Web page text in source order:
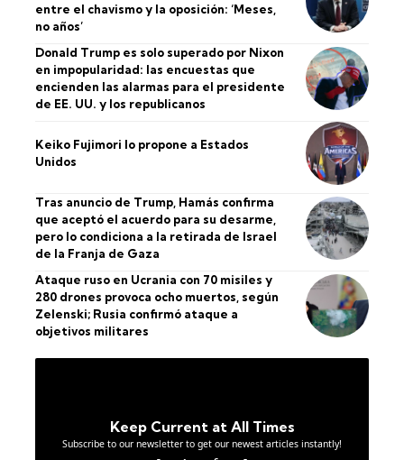
entre el chavismo y la oposición: ‘Meses,
no años’
Donald Trump es solo superado por Nixon
en impopularidad: las encuestas que
encienden las alarmas para el presidente
de EE. UU. y los republicanos
Keiko Fujimori lo propone a Estados
Unidos
Tras anuncio de Trump, Hamás confirma
que aceptó el acuerdo para su desarme,
pero lo condiciona a la retirada de Israel
de la Franja de Gaza
Ataque ruso en Ucrania con 70 misiles y
280 drones provoca ocho muertos, según
Zelenski; Rusia confirmó ataque a
objetivos militares
Keep Current at All Times
Subscribe to our newsletter to get our newest articles instantly!